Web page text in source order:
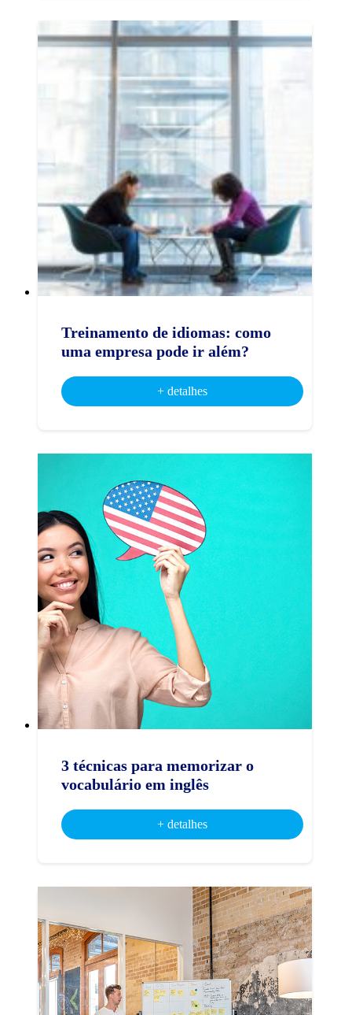
Treinamento de idiomas: como
uma empresa pode ir além?
+ detalhes
3 técnicas para memorizar o
vocabulário em inglês
+ detalhes